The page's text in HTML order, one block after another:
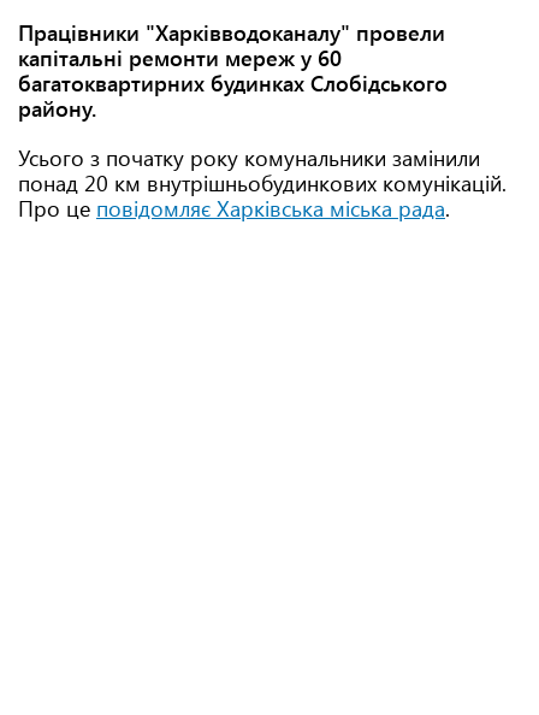
Працівники "Харківводоканалу" провели
капітальні ремонти мереж у 60
багатоквартирних будинках Слобідського
району.
Усього з початку року комунальники замінили
понад 20 км внутрішньобудинкових комунікацій.
Про це повідомляє Харківська міська рада.